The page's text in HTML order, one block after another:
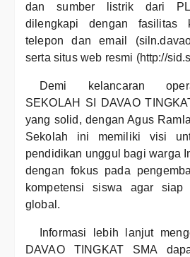
dan sumber listrik dari
dilengkapi dengan fasilitas
telepon dan email
serta situs web resmi (http://
Demi kelancaran
SEKOLAH SI DAVAO
yang solid, dengan Agus
Sekolah ini memiliki visi
pendidikan unggul bagi warga
dengan fokus pada
kompetensi siswa agar
global.
Informasi lebih lanjut
DAVAO TINGKAT SMA